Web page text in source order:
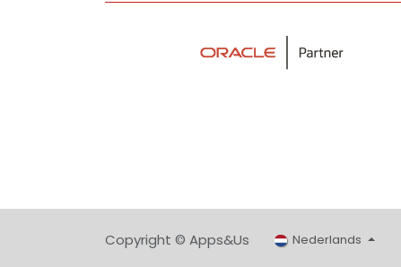
Copyright © Apps&Us Nederlands